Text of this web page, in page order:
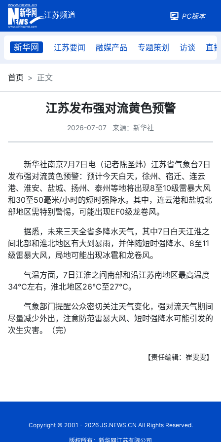
PC版本
新华网 江苏要闻 融媒产品 专题策划 访谈 直播
首页 正文
江苏发布强对流黄色预警
2026-07-07 来源：新华社
新华社南京7月7日电（记者陈圣炜）江苏省气象台7日
发布强对流黄色预警：预计今天白天，徐州、宿迁、连云
港、淮安、盐城、扬州、泰州等地将出现8至10级雷暴大风
和30至50毫米/小时的短时强降水。其中，连云港和盐城北
部地区需特别警惕，可能出现EF0级龙卷风。
据悉，未来三天全省多降水天气，其中7日白天江淮之
间北部和淮北地区有大到暴雨，并伴随短时强降水、8至11
级雷暴大风，局地可能出现冰雹和龙卷风。
气温方面，7日江淮之间南部和沿江苏南地区最高温度
34℃左右，淮北地区26℃至27℃。
气象部门提醒公众密切关注天气变化，强对流天气期间
尽量减少外出，注意防范雷暴大风、短时强降水可能引发的
次生灾害。（完）
【责任编辑：崔雯雯】
Copyright © 2001 - 2026 JS.NEWS.CN All Rights Reserved.